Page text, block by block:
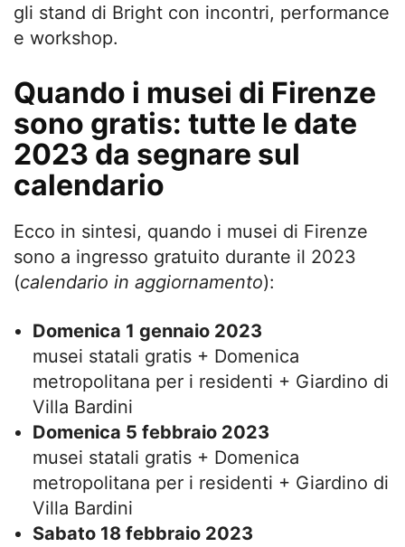
gli stand di Bright con incontri, performance
e workshop.
Quando i musei di Firenze
sono gratis: tutte le date
2023 da segnare sul
calendario
Ecco in sintesi, quando i musei di Firenze
sono a ingresso gratuito durante il 2023
(calendario in aggiornamento):
Domenica 1 gennaio 2023
musei statali gratis + Domenica
metropolitana per i residenti + Giardino di
Villa Bardini
Domenica 5 febbraio 2023
musei statali gratis + Domenica
metropolitana per i residenti + Giardino di
Villa Bardini
Sabato 18 febbraio 2023